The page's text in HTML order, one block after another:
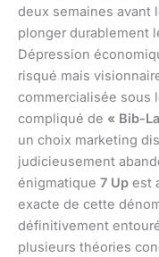
deux semaines avant
plonger durablement
Dépression
risqué mais
commercialisée sous
compliqué de « Bib-
un choix marketing
judicieusement
énigmatique 7 Up est
exacte de cette
définitivement
plusieurs théories